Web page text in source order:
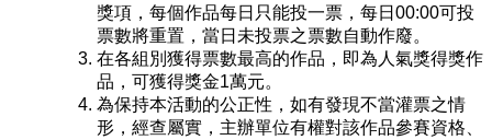
獎項，每個作品每日只能投一票，每日00:00可投
票數將重置，當日未投票之票數自動作廢。
在各組別獲得票數最高的作品，即為人氣獎得獎作
品，可獲得獎金1萬元。
為保持本活動的公正性，如有發現不當灌票之情
形，經查屬實，主辦單位有權對該作品參賽資格、